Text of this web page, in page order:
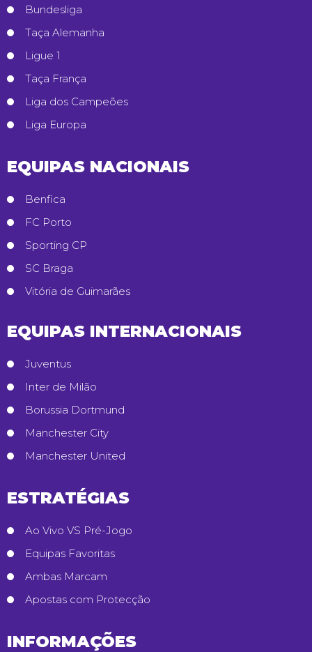
Bundesliga
Taça Alemanha
Ligue 1
Taça França
Liga dos Campeões
Liga Europa
EQUIPAS NACIONAIS
Benfica
FC Porto
Sporting CP
SC Braga
Vitória de Guimarães
EQUIPAS INTERNACIONAIS
Juventus
Inter de Milão
Borussia Dortmund
Manchester City
Manchester United
ESTRATÉGIAS
Ao Vivo VS Pré-Jogo
Equipas Favoritas
Ambas Marcam
Apostas com Protecção
INFORMAÇÕES